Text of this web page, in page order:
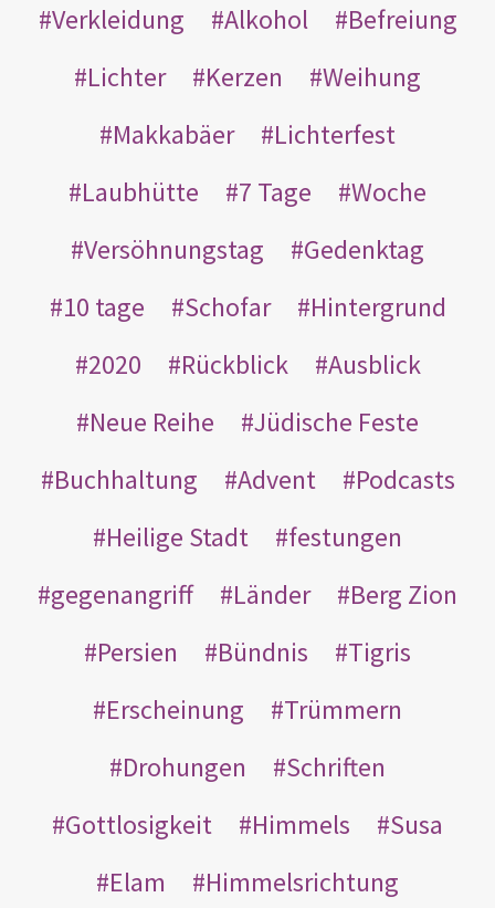
Verkleidung
Alkohol
Befreiung
Lichter
Kerzen
Weihung
Makkabäer
Lichterfest
Laubhütte
7 Tage
Woche
Versöhnungstag
Gedenktag
10 tage
Schofar
Hintergrund
2020
Rückblick
Ausblick
Neue Reihe
Jüdische Feste
Buchhaltung
Advent
Podcasts
Heilige Stadt
festungen
gegenangriff
Länder
Berg Zion
Persien
Bündnis
Tigris
Erscheinung
Trümmern
Drohungen
Schriften
Gottlosigkeit
Himmels
Susa
Elam
Himmelsrichtung